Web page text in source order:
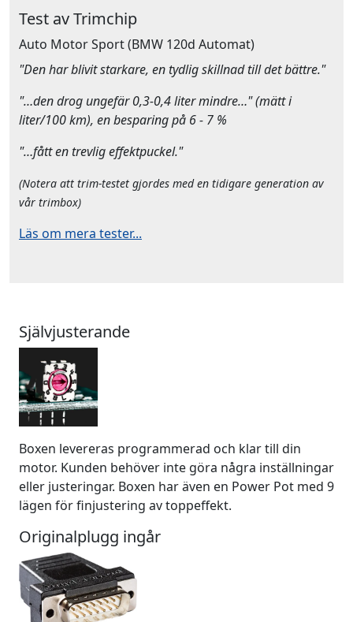
Test av Trimchip
Auto Motor Sport(BMW 120d Automat)
"Den har blivit starkare, en tydlig skillnad till det bättre."
"…den drog ungefär 0,3-0,4 liter mindre…" (mätt i
liter/100 km), en besparing på 6 - 7 %
"…fått en trevlig effektpuckel."
(Notera att trim-testet gjordes med en tidigare generation av
vår trimbox)
Läs om mera tester...
Självjusterande
Boxen levereras programmerad och klar till din
motor. Kunden behöver inte göra några inställningar
eller justeringar. Boxen har även en Power Pot med 9
lägen för finjustering av toppeffekt.
Originalplugg ingår